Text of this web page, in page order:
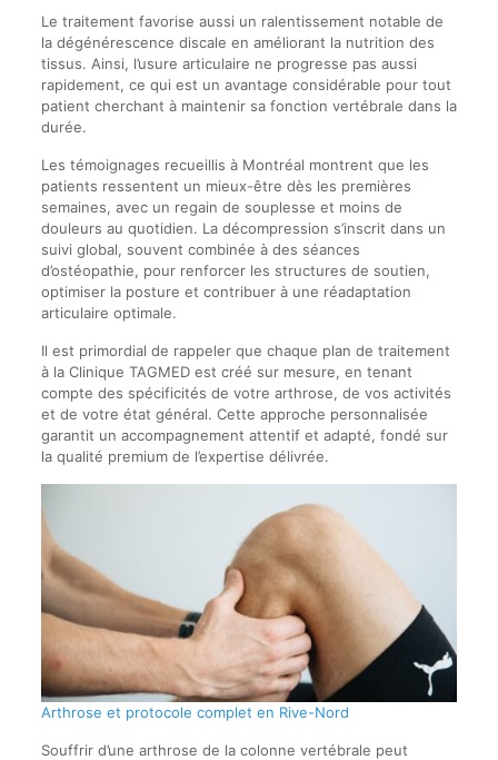
Le traitement favorise aussi un ralentissement notable de
la dégénérescence discale en améliorant la nutrition des
tissus. Ainsi, l’usure articulaire ne progresse pas aussi
rapidement, ce qui est un avantage considérable pour tout
patient cherchant à maintenir sa fonction vertébrale dans la
durée.
Les témoignages recueillis à Montréal montrent que les
patients ressentent un mieux-être dès les premières
semaines, avec un regain de souplesse et moins de
douleurs au quotidien. La décompression s’inscrit dans un
suivi global, souvent combinée à des séances
d’ostéopathie, pour renforcer les structures de soutien,
optimiser la posture et contribuer à une réadaptation
articulaire optimale.
Il est primordial de rappeler que chaque plan de traitement
à la Clinique TAGMED est créé sur mesure, en tenant
compte des spécificités de votre arthrose, de vos activités
et de votre état général. Cette approche personnalisée
garantit un accompagnement attentif et adapté, fondé sur
la qualité premium de l’expertise délivrée.
Arthrose et protocole complet en Rive-Nord
Souffrir d’une arthrose de la colonne vertébrale peut